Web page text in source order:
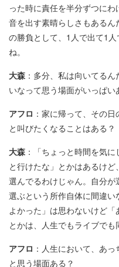
った時に責任を半分ずつに
音を出す素晴らしさもある
の勝負として、1人で出て1
ね。
大森 ：多分、私は向いてる
いなって思う場面がいっぱい
アフロ ：家に帰って、その
と叫びたくなることはある？
大森 ：「ちょっと時間を気
と行けたな」とかはあるけ
選んでるわけじゃん。自分
選ぶという所作自体に間違
よかった」は思わないけど「
とかは、人生でもライブでも
アフロ ：人生において、あ
と思う場面ある？